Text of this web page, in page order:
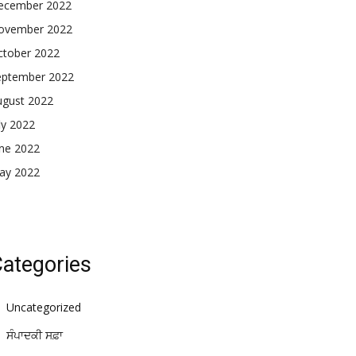
2022
2022
2022
2022
2022
2022
2022
2022
Uncategorized
ਸੰਪਾਦਕੀ ਸਫ਼ਾ